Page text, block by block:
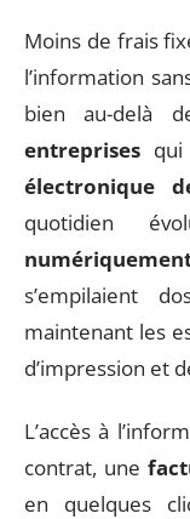
Moins de frais
l’information
bien au-delà
entreprises
électronique
quotidien
s’empilaient
maintenant les
d’impression et
L’accès à
contrat, une
en quelques